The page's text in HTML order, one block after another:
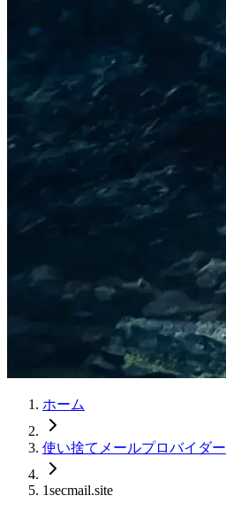
ホーム
使い捨てメールプロバイダー
1secmail.site